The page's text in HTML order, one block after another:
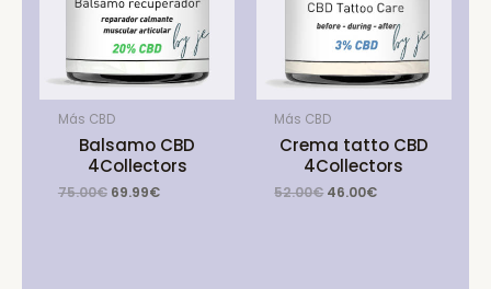
Más CBD
Balsamo CBD
4Collectors
75.00€ Original
69.99€Current
Más CBD
Crema tatto CBD
4Collectors
52.00€ Original
46.00€Current